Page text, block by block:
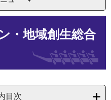
・地域創生総合
目次